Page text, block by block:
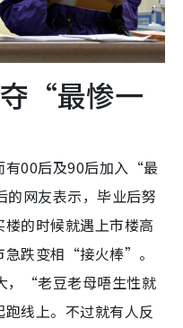
“最惨一
有00后及90后加入“最
网友表示，毕业后努
的时候就遇上市楼高
急跌变相“接火棒”。
，“老豆老母唔生性就
线上。不过就有人反